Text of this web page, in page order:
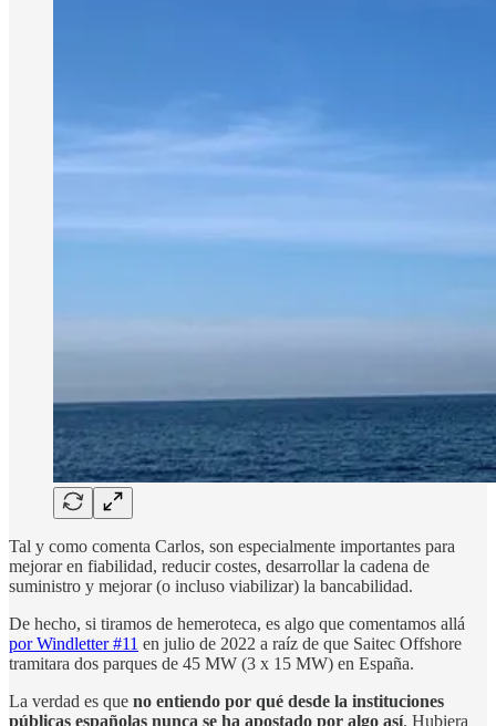
Tal y como comenta Carlos, son especialmente importantes para
mejorar en fiabilidad, reducir costes, desarrollar la cadena de
suministro y mejorar (o incluso viabilizar) la bancabilidad.
De hecho, si tiramos de hemeroteca, es algo que comentamos allá
por Windletter #11 en julio de 2022 a raíz de que Saitec Offshore
tramitara dos parques de 45 MW (3 x 15 MW) en España.
La verdad es que no entiendo por qué desde la instituciones
públicas españolas nunca se ha apostado por algo así. Hubiera